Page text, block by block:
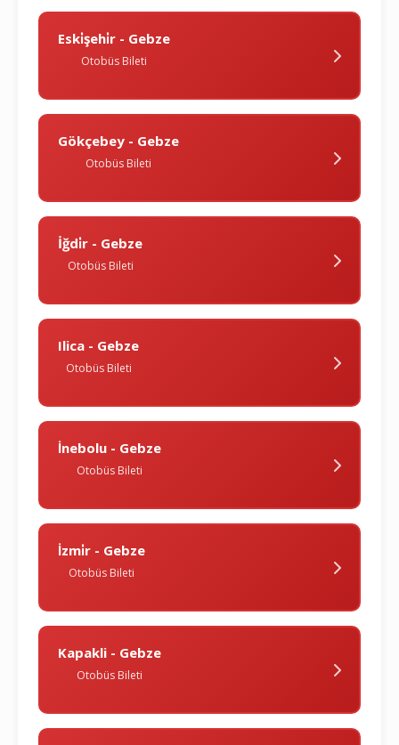
Eski̇şehi̇r - Gebze
Otobüs Bileti
Gökçebey - Gebze
Otobüs Bileti
İğdi̇r - Gebze
Otobüs Bileti
Ilica - Gebze
Otobüs Bileti
İnebolu - Gebze
Otobüs Bileti
İzmi̇r - Gebze
Otobüs Bileti
Kapakli - Gebze
Otobüs Bileti